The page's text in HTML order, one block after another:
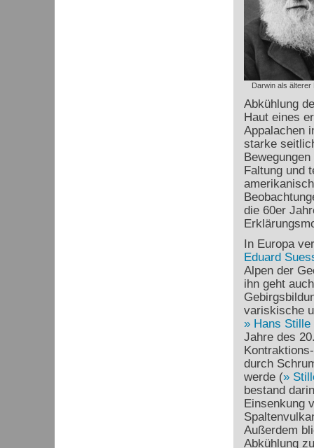
Darwin als älterer
Abkühlung
Haut eines
Appalachen
starke
Faltung und
die 60er
In Europa
Eduard
Alpen der
ihn geht
variskische
Hans Stille
Jahre des
durch
werde (
bestand
Einsenkung
Außerdem
Abkühlung